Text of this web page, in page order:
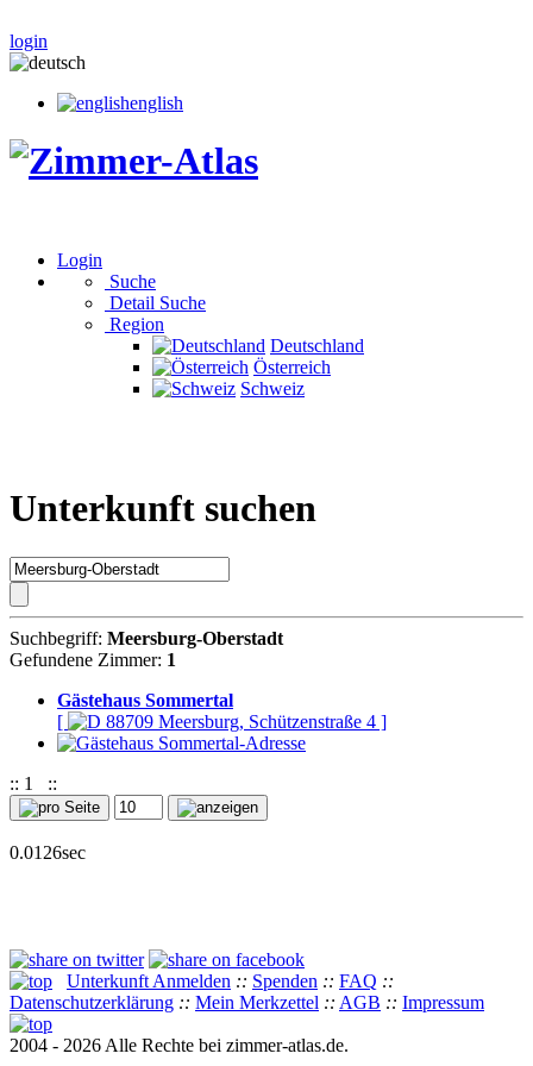
login
english
Login
Suche
Detail Suche
Region
Deutschland
Österreich
Schweiz
Unterkunft suchen
Suchbegriff: Meersburg-Oberstadt
Gefundene Zimmer: 1
Gästehaus Sommertal
[
88709 Meersburg, Schützenstraße 4 ]
:: 1 ::
0.0126sec
Unterkunft Anmelden :: Spenden :: FAQ ::
Datenschutzerklärung :: Mein Merkzettel :: AGB :: Impressum
2004 - 2026 Alle Rechte bei zimmer-atlas.de.